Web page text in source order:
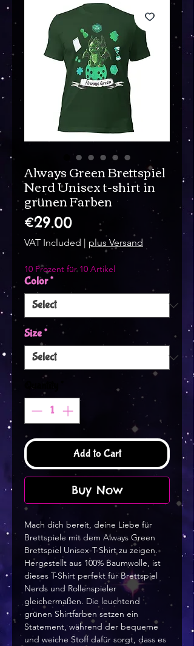
Always Green Brettspiel
Nerd Unisex t-shirt in
grünen Farben
€29.00Price
VAT Included | plus Versand
10 Prozent für 10 Artikel
Color*
Size*
Quantity
Add to Cart
Buy Now
Mach dich bereit, deine Liebe für
Brettspiele mit dem Always Green
Brettspiel Unisex-T-Shirt zu zeigen.
Hergestellt aus 100% Baumwolle, ist
dieses T-Shirt perfekt für Brettspiel
Nerds und Rollenspieler
gleichermaßen. Die leuchtend
grünen Shirtfarben setzen ein
Statement, während der bequeme
und weiche Stoff dafür sorgt, dass es